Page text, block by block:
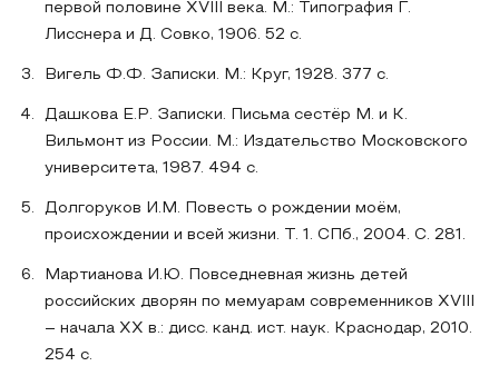
первой половине XVIII века. М.: Типография Г.
Лисснера и Д. Совко, 1906. 52 с.
Вигель Ф.Ф. Записки. М.: Круг, 1928. 377 с.
Дашкова Е.Р. Записки. Письма сестёр М. и К.
Вильмонт из России. М.: Издательство Московского
университета, 1987. 494 с.
Долгоруков И.М. Повесть о рождении моём,
происхождении и всей жизни. Т. 1. СПб., 2004. С. 281.
Мартианова И.Ю. Повседневная жизнь детей
российских дворян по мемуарам современников XVIII
– начала XX в.: дисс. канд. ист. наук. Краснодар, 2010.
254 с.